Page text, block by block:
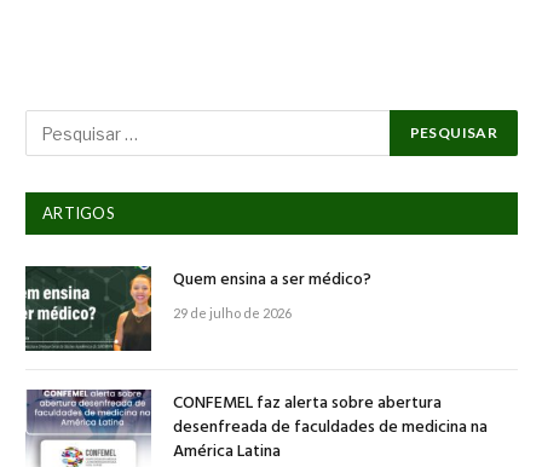
ARTIGOS
Quem ensina a ser médico?
29 de julho de 2026
CONFEMEL faz alerta sobre abertura
desenfreada de faculdades de medicina na
América Latina